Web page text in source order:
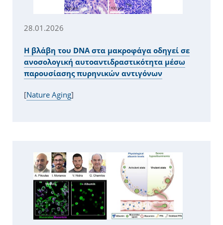
28.01.2026
Η βλάβη του DNA στα μακροφάγα οδηγεί σε
ανοσολογική αυτοαντιδραστικότητα μέσω
παρουσίασης πυρηνικών αντιγόνων
[Nature Aging]